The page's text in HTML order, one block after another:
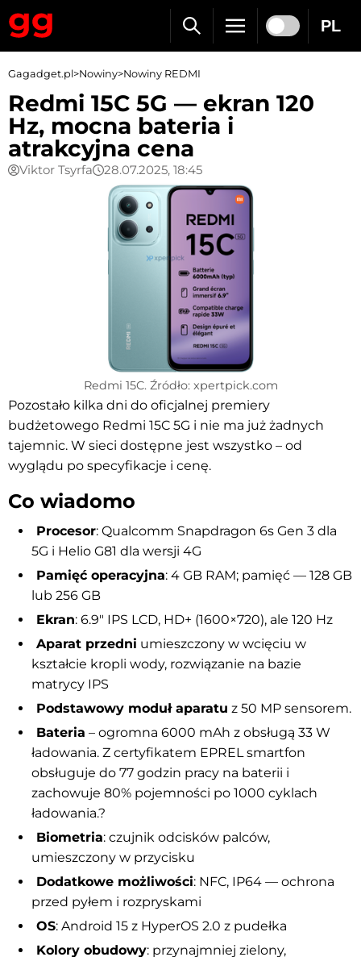
PL
Gagadget.pl>Nowiny>Nowiny REDMI
Redmi 15C 5G — ekran 120
Hz, mocna bateria i
atrakcyjna cena
Viktor Tsyrfa 28.07.2025, 18:45
Redmi 15C. Źródło: xpertpick.com
Pozostało kilka dni do oficjalnej premiery
budżetowego Redmi 15C 5G i nie ma już żadnych
tajemnic. W sieci dostępne jest wszystko – od
wyglądu po specyfikacje i cenę.
Co wiadomo
Procesor: Qualcomm Snapdragon 6s Gen 3 dla
5G i Helio G81 dla wersji 4G
Pamięć operacyjna: 4 GB RAM; pamięć — 128 GB
lub 256 GB
Ekran: 6.9″ IPS LCD, HD+ (1600×720), ale 120 Hz
Aparat przedni umieszczony w wcięciu w
kształcie kropli wody, rozwiązanie na bazie
matrycy IPS
Podstawowy moduł aparatu z 50 MP sensorem.
Bateria – ogromna 6000 mAh z obsługą 33 W
ładowania. Z certyfikatem EPREL smartfon
obsługuje do 77 godzin pracy na baterii i
zachowuje 80% pojemności po 1000 cyklach
ładowania.?
Biometria: czujnik odcisków palców,
umieszczony w przycisku
Dodatkowe możliwości: NFC, IP64 — ochrona
przed pyłem i rozpryskami
OS: Android 15 z HyperOS 2.0 z pudełka
Kolory obudowy: przynajmniej zielony,